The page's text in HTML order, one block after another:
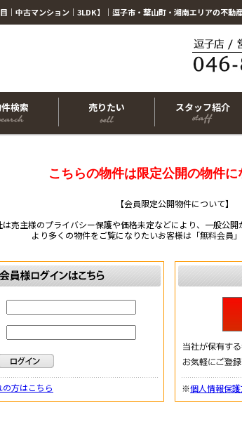
検索 売りたい スタッフ紹介
こちらの物件は限定公開の物件に
【会員限定公開物件について】
は売主様のプライバシー保護や価格未定などにより、一般公開
より多くの物件をご覧になりたいお客様は「無料会員」
方はこちら ※個人情報保